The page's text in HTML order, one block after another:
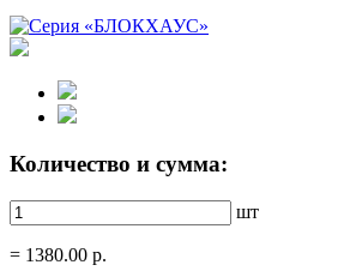
Количество и сумма:
шт
= 1380.00 р.